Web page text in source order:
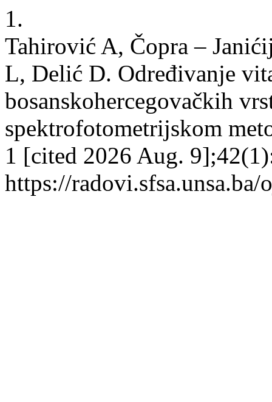
1.
Tahirović A, Čopra –
L, Delić D. Određivanje
bosanskohercegovačkih
spektrofotometrijskom
1 [cited 2026 Aug.
https://